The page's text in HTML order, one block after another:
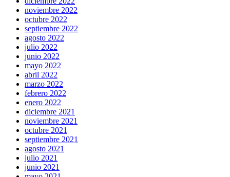
noviembre 2022
octubre 2022
septiembre 2022
agosto 2022
julio 2022
junio 2022
mayo 2022
abril 2022
marzo 2022
febrero 2022
enero 2022
diciembre 2021
noviembre 2021
octubre 2021
septiembre 2021
agosto 2021
julio 2021
junio 2021